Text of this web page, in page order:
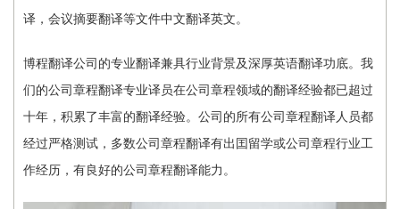
译，会议摘要翻译等文件中文翻译英文。
博程翻译公司的专业翻译兼具行业背景及深厚英语翻译功底。我
们的公司章程翻译专业译员在公司章程领域的翻译经验都已超过
十年，积累了丰富的翻译经验。公司的所有公司章程翻译人员都
经过严格测试，多数公司章程翻译有出囯留学或公司章程行业工
作经历，有良好的公司章程翻译能力。